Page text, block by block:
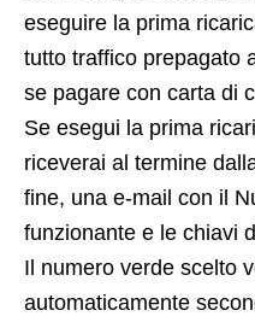
eseguire la prima
tutto traffico prepagato
se pagare con carta di
Se esegui la prima
riceverai al termine
fine, una e-mail con il
funzionante e le chiavi
Il numero verde scelto
automaticamente